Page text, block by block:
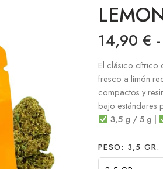
14,90 € -
El clásico cítrico
fresco a limón
compactos y
bajo estándares
3,5 g / 5 g |
PESO 3,5 GR.